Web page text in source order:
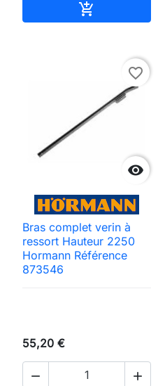


favorite_border
Bras complet verin à
ressort Hauteur 2250
Hormann Référence
873546
55,20 €
 